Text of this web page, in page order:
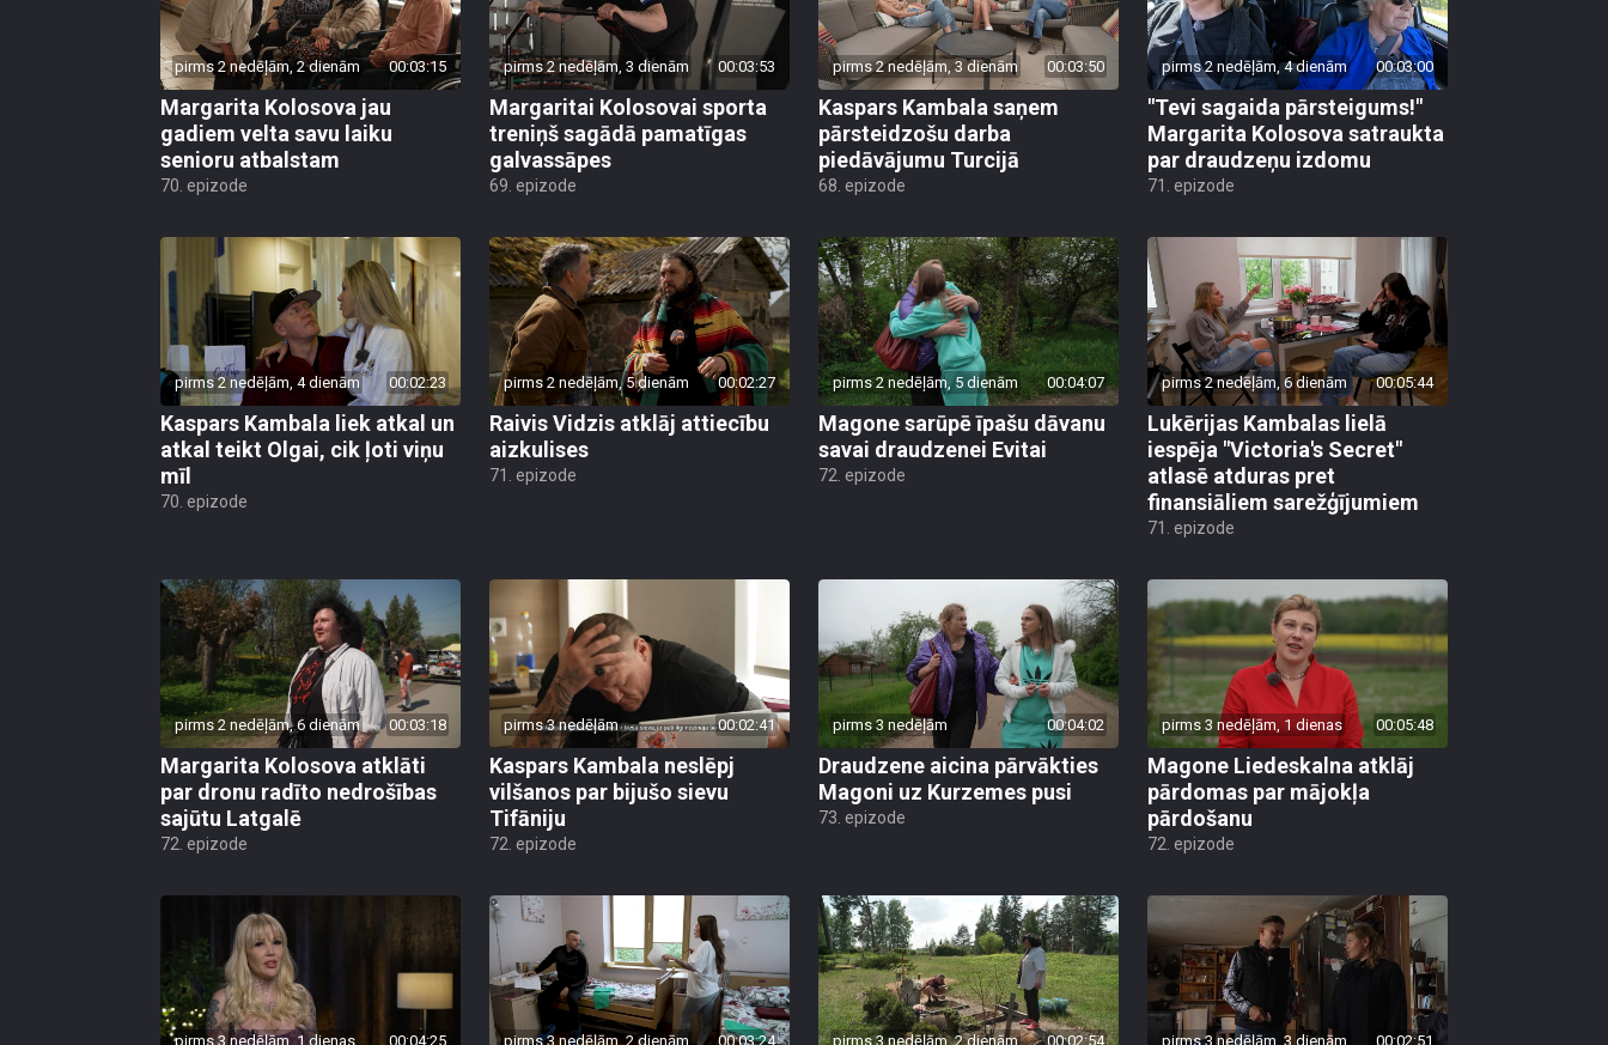
pirms 2 nedēļām, 2 dienām 00:03:15
Margarita Kolosova jau
gadiem velta savu laiku
senioru atbalstam
70. epizode
pirms 2 nedēļām, 3 dienām 00:03:53
Margaritai Kolosovai sporta
treniņš sagādā pamatīgas
galvassāpes
69. epizode
pirms 2 nedēļām, 3 dienām 00:03:50
Kaspars Kambala saņem
pārsteidzošu darba
piedāvājumu Turcijā
68. epizode
pirms 2 nedēļām, 4 dienām 00:03:00
"Tevi sagaida pārsteigums!"
Margarita Kolosova satraukta
par draudzeņu izdomu
71. epizode
pirms 2 nedēļām, 4 dienām 00:02:23
Kaspars Kambala liek atkal un
atkal teikt Olgai, cik ļoti viņu
mīl
70. epizode
pirms 2 nedēļām, 5 dienām 00:02:27
Raivis Vidzis atklāj attiecību
aizkulises
71. epizode
pirms 2 nedēļām, 5 dienām 00:04:07
Magone sarūpē īpašu dāvanu
savai draudzenei Evitai
72. epizode
pirms 2 nedēļām, 6 dienām 00:05:44
Lukērijas Kambalas lielā
iespēja "Victoria's Secret"
atlasē atduras pret
finansiāliem sarežģījumiem
71. epizode
pirms 2 nedēļām, 6 dienām 00:03:18
Margarita Kolosova atklāti
par dronu radīto nedrošības
sajūtu Latgalē
72. epizode
pirms 3 nedēļām 00:02:41
Kaspars Kambala neslēpj
vilšanos par bijušo sievu
Tifāniju
72. epizode
pirms 3 nedēļām 00:04:02
Draudzene aicina pārvākties
Magoni uz Kurzemes pusi
73. epizode
pirms 3 nedēļām, 1 dienas 00:05:48
Magone Liedeskalna atklāj
pārdomas par mājokļa
pārdošanu
72. epizode
pirms 3 nedēļām, 1 dienas 00:04:25 pirms 3 nedēļām, 2 dienām 00:03:24 pirms 3 nedēļām, 2 dienām 00:02:54 pirms 3 nedēļām, 3 dienām 00:02:51